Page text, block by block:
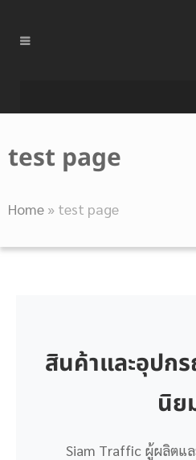
test page
Home » test page
สินค้าและอุปก
นิย
Siam Traffic ผู้ผลิตแ